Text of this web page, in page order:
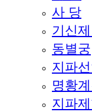
사 당
기신
동별궁
지파
명황
지파